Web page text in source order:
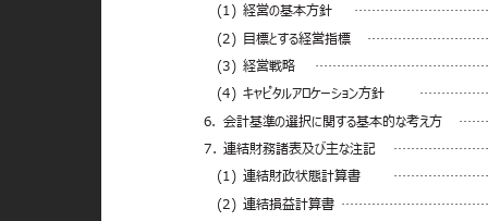
(1) 経営の基本方針
(2) 目標とする経営指標
(3) 経営戦略
(4) キャピタルアロケーション方針
6. 会計基準の選択に関する基本的な考え方
7. 連結財務諸表及び主な注記
(1) 連結財政状態計算書
(2) 連結損益計算書